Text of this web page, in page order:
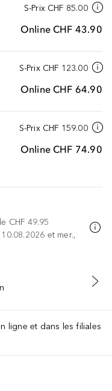
S-Prix CHF 85.00
Online CHF 43.90
S-Prix CHF 123.00
Online CHF 64.90
S-Prix CHF 159.00
Online CHF 74.90
CHF 49.95
et mer.,
ligne et dans les filiales